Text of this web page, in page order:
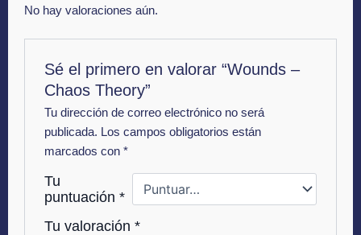
No hay valoraciones aún.
Sé el primero en valorar “Wounds –
Chaos Theory”
Tu dirección de correo electrónico no será
publicada. Los campos obligatorios están
marcados con*
Tu
puntuación*
Tu valoración*